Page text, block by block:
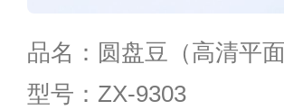
品名：圆盘豆（高清平面
型号：ZX-9303